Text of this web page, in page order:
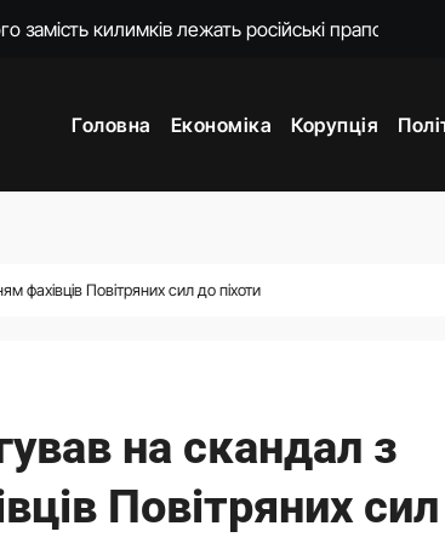
моральний прокурор із незавершеною
мобілізації без масового розшуку
Головна Економіка Корупція
фахівців Повітряних сил до піхоти
на скандал з
Повітряних